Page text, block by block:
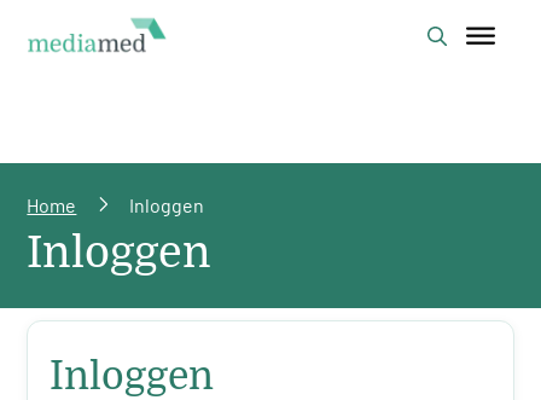
Home Inloggen
Inloggen
Inloggen